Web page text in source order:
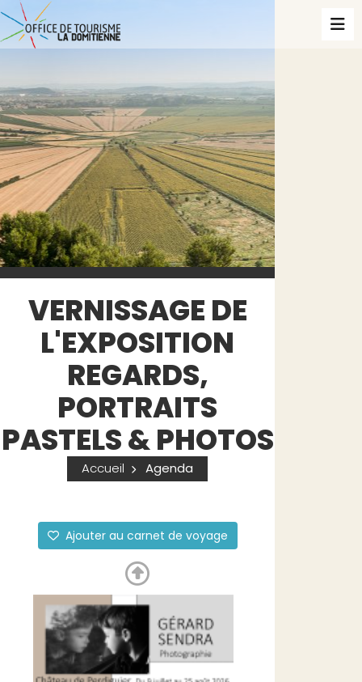
VERNISSAGE DE
L'EXPOSITION
REGARDS,
PORTRAITS
PASTELS & PHOTOS
Accueil Agenda
Ajouter au carnet de voyage